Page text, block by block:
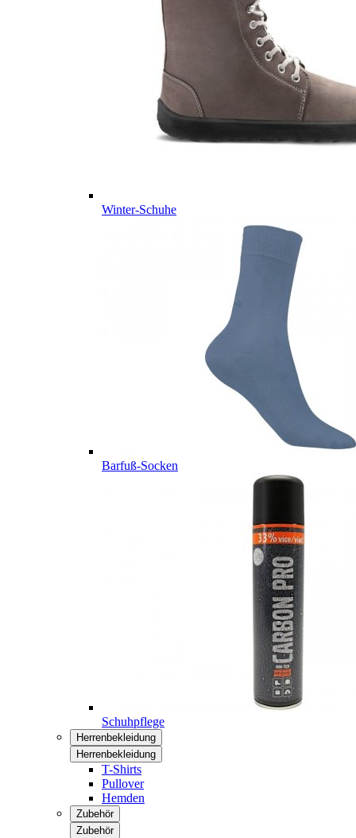
Winter-Schuhe
Barfuß-Socken
Schuhpflege
Herrenbekleidung
Herrenbekleidung
T-Shirts
Pullover
Hemden
Zubehör
Zubehör